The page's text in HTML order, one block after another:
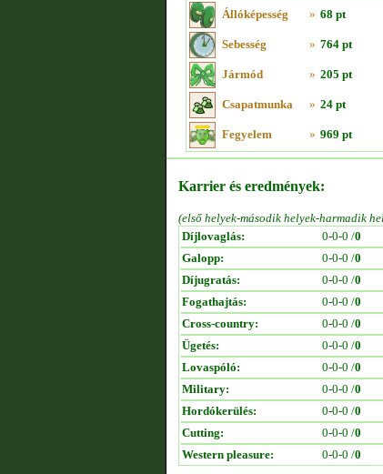
Állóképesség » 68 pt
Sebesség » 764 pt
Jármód » 205 pt
Csapatmunka » 24 pt
Fegyelem » 969 pt
Karrier és eredmények:
(első helyek-második helyek-harmadik
Díjlovaglás:
0-0-0 /0
Galopp:
0-0-0 /0
Díjugratás:
0-0-0 /0
Fogathajtás:
0-0-0 /0
Cross-country:
0-0-0 /0
Ügetés:
0-0-0 /0
Lovaspóló:
0-0-0 /0
Military:
0-0-0 /0
Hordókerülés:
0-0-0 /0
Cutting:
0-0-0 /0
Western pleasure:
0-0-0 /0